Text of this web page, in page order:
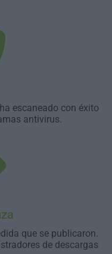
escaneado con éxito
antivirus.
que se publicaron.
de descargas